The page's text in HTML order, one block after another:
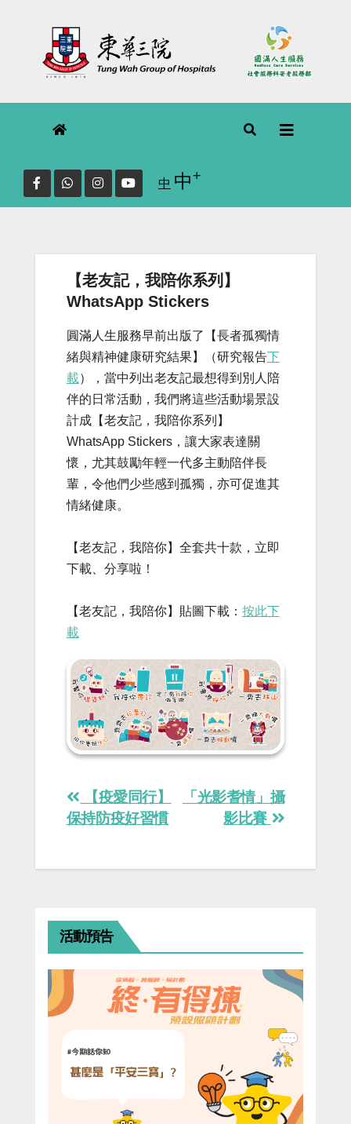
中 Reset
中Increase font size.
+
【老友記，我陪你系列】
WhatsApp Stickers
圓滿人生服務早前出版了【長者孤獨情
緒與精神健康研究結果】（研究報告下
載），當中列出老友記最想得到別人陪
伴的日常活動，我們將這些活動場景設
計成【老友記，我陪你系列】
WhatsApp Stickers，讓大家表達關
懷，尤其鼓勵年輕一代多主動陪伴長
輩，令他們少些感到孤獨，亦可促進其
情緒健康。
【老友記，我陪你】全套共十款，立即
下載、分享啦！
【老友記，我陪你】貼圖下載： 按此下
載
Post
navigation
「光影耆情」攝
影比賽
【疫愛同行】
保持防疫好習慣
活動預告